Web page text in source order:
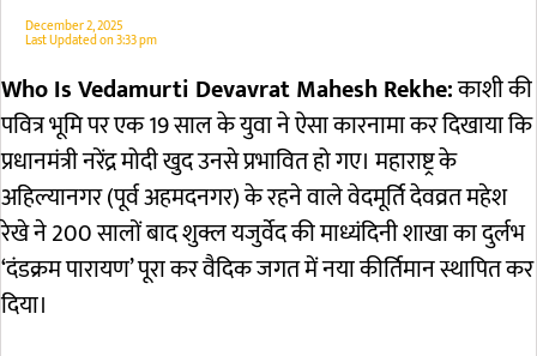
December 2, 2025
Last Updated on3:33 pm
Who Is Vedamurti Devavrat Mahesh Rekhe:काशी की
पवित्र भूमि पर एक 19 साल के युवा ने ऐसा कारनामा कर दिखाया कि
प्रधानमंत्री नरेंद्र मोदी खुद उनसे प्रभावित हो गए। महाराष्ट्र के
अहिल्यानगर (पूर्व अहमदनगर) के रहने वाले वेदमूर्ति देवव्रत महेश
रेखे ने 200 सालों बाद शुक्ल यजुर्वेद की माध्यंदिनी शाखा का दुर्लभ
‘दंडक्रम पारायण’ पूरा कर वैदिक जगत में नया कीर्तिमान स्थापित कर
दिया।